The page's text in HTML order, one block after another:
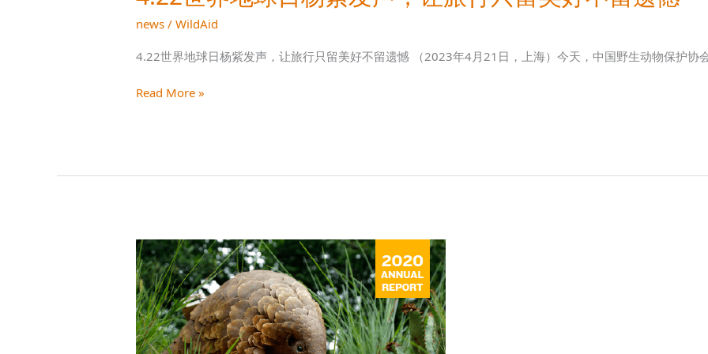
news /WildAid
4.22世界地球日杨紫发声，让旅行只留美好不留遗憾 （2023年4月21日，上海）今天，中国野生动物保护协
Read More »
新
的
使
命，
新
的